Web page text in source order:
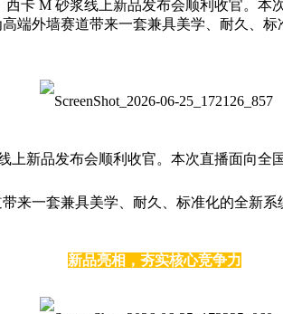
卡 M 砂浆线上新品发布会顺利收官。
端外墙赛道带来一套兼具美学、耐久、
新品发布会顺利收官。本次直播面向全
来一套兼具美学、耐久、标准化的全新系
新品亮相，夯实核心竞争力